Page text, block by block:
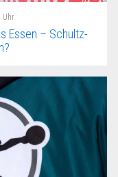
Uhr
Essen – Schultz-